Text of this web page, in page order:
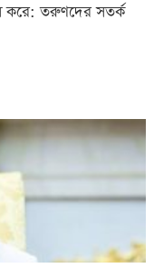
করে: তরুণদের সতর্ক